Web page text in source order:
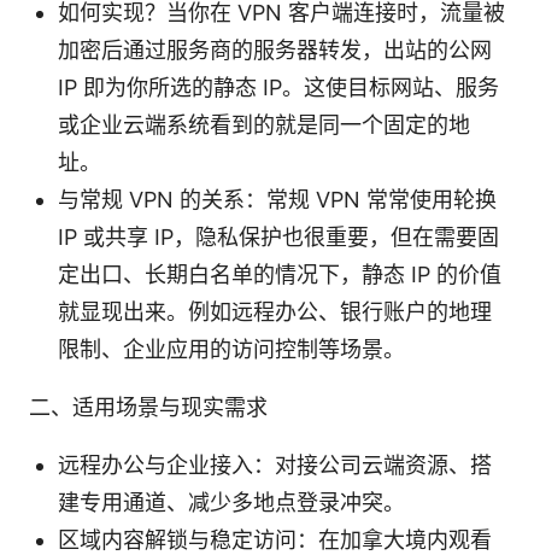
如何实现？当你在 VPN 客户端连接时，流量被
加密后通过服务商的服务器转发，出站的公网
IP 即为你所选的静态 IP。这使目标网站、服务
或企业云端系统看到的就是同一个固定的地
址。
与常规 VPN 的关系：常规 VPN 常常使用轮换
IP 或共享 IP，隐私保护也很重要，但在需要固
定出口、长期白名单的情况下，静态 IP 的价值
就显现出来。例如远程办公、银行账户的地理
限制、企业应用的访问控制等场景。
二、适用场景与现实需求
远程办公与企业接入：对接公司云端资源、搭
建专用通道、减少多地点登录冲突。
区域内容解锁与稳定访问：在加拿大境内观看